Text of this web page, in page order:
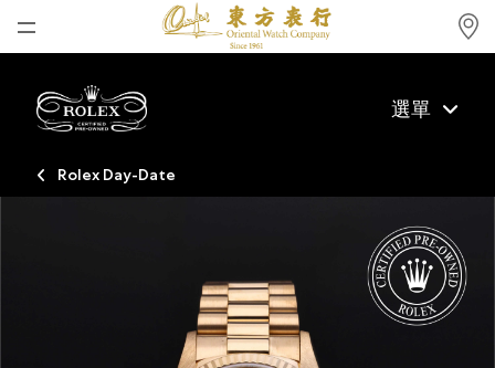
最新消息
腕表資訊
勞力士中古錶認證
選單
Rolex Day-Date